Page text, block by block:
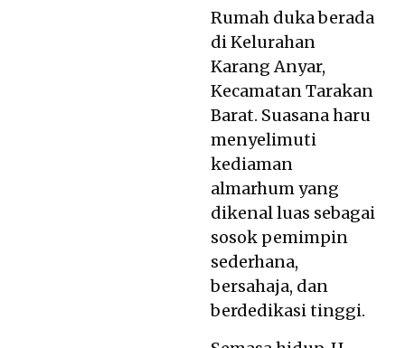
Rumah duka berada
di Kelurahan
Karang Anyar,
Kecamatan Tarakan
Barat. Suasana haru
menyelimuti
kediaman
almarhum yang
dikenal luas sebagai
sosok pemimpin
sederhana,
bersahaja, dan
berdedikasi tinggi.